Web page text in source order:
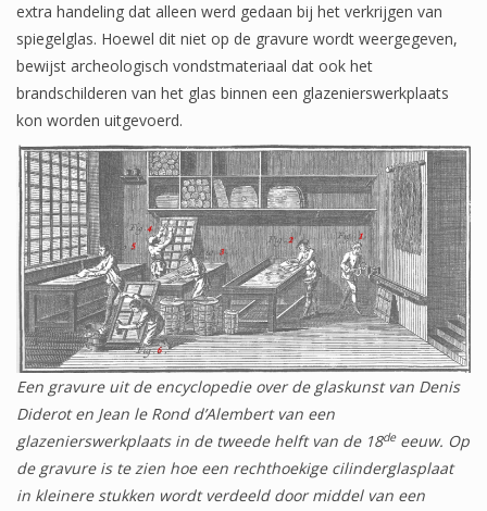
extra handeling dat alleen werd gedaan bij het verkrijgen van
spiegelglas. Hoewel dit niet op de gravure wordt weergegeven,
bewijst archeologisch vondstmateriaal dat ook het
brandschilderen van het glas binnen een glazenierswerkplaats
kon worden uitgevoerd.
Een gravure uit de encyclopedie over de glaskunst van Denis
Diderot en Jean le Rond d’Alembert van een
glazenierswerkplaats in de tweede helft van de 18deeeuw. Op
de gravure is te zien hoe een rechthoekige cilinderglasplaat
in kleinere stukken wordt verdeeld door middel van een